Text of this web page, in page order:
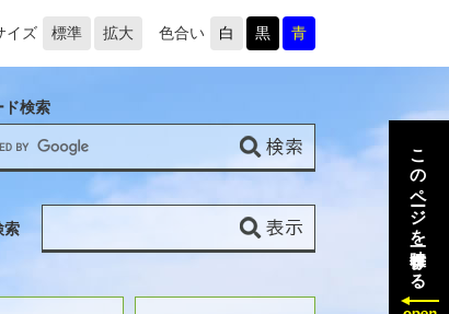
イズ 標準 拡大 色合い 白 黒 青
ド検索
索 このページを一時保存する